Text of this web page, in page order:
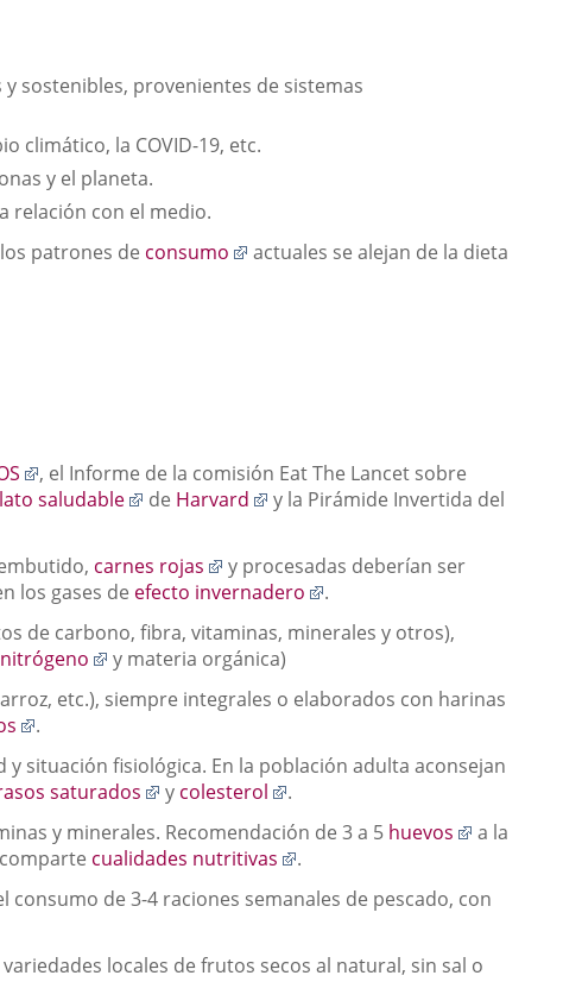
sostenibles, provenientes de sistemas
climático, la COVID-19, etc.
y el planeta.
relación con el medio.
patrones de consumo
Enlace
actuales se alejan de la dieta
Enlace
a
externa.
, el Informe de la comisión Eat The Lancet sobre
saludable
Enlace
aplicación
externa.
de Harvard
Enlace
aplicación
externa.
y la Pirámide Invertida del
carnes rojas
Enlace
a
aplicación
externa.
y procesadas deberían ser
los gases de efecto invernadero
Enlace
una
externa.
.
de carbono, fibra, vitaminas, minerales y otros),
nitrógeno
Enlace
una
externa.
y materia orgánica)
etc.), siempre integrales o elaborados con harinas
Enlace
una
aplicación
externa.
.
situación fisiológica. En la población adulta aconsejan
saturados
Enlace
una
aplicación
externa.
y colesterol
Enlace
una
aplicación
externa.
.
y minerales. Recomendación de 3 a 5 huevos
Enlace
aplicación
a la
cualidades nutritivas
Enlace
una
externa.
.
de 3-4 raciones semanales de pescado, con
locales de frutos secos al natural, sin sal o